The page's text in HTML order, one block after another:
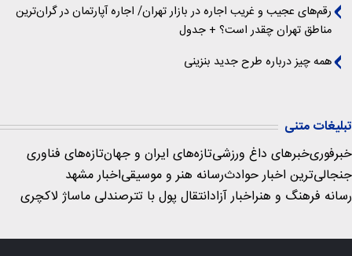
رقم‌های عجیب و غریب اجاره در بازار تهران/ اجاره آپارتمان در گران‌ترین
مناطق تهران چقدر است؟ + جدول
همه چیز درباره طرح جدید بنزینی
تبلیغات متنی
خبرفوریخبرهای داغ ورزشیتازه‌های ایران و جهانتازه‌های فناوری
جنجالی‌ترین اخبار حوادثرسانه هنر و موسیقیاخبار مشهد
رسانه فرهنگ و هنراخبار آزادانتقال پول با تترصندلی ماساژ لاکچری